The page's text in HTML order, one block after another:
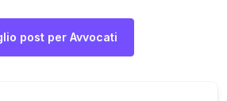
post per Avvocati